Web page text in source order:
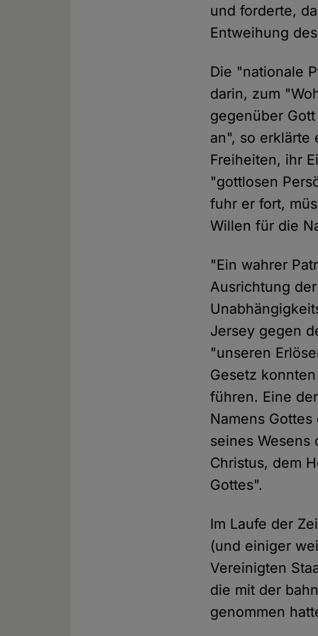
und forderte,
Entweihung
Die "nationale
darin, zum
gegenüber
an", so erklärte
Freiheiten, ihr
"gottlosen
fuhr er fort,
Willen für die
"Ein wahrer
Ausrichtung
Jersey gegen
"unseren
Gesetz
führen. Eine
Namens
seines
Christus, dem
Gottes".
Im Laufe der
(und einiger
Vereinigten
die mit der
genommen